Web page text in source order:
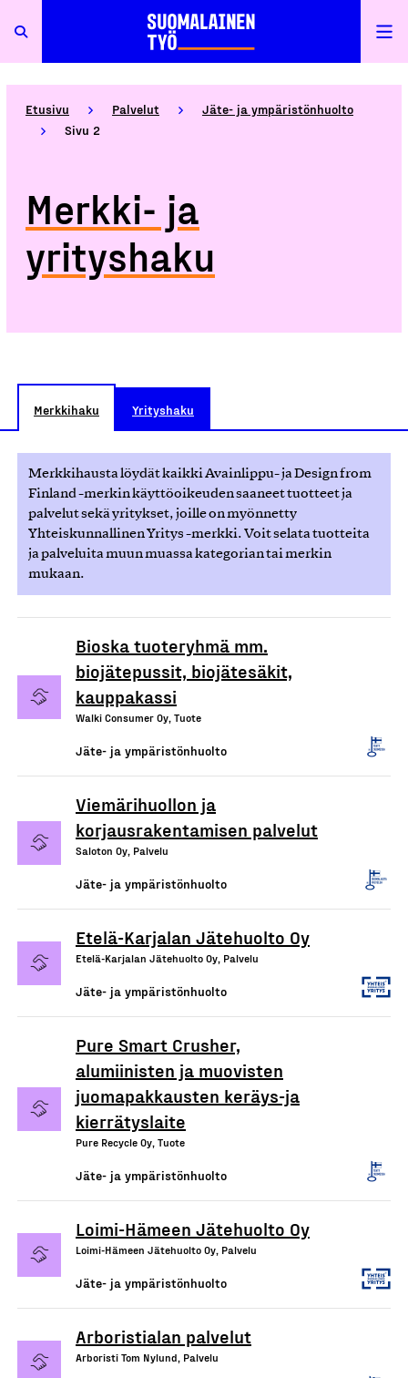
Etusivu Palvelut
Jäte- ja ympäristönhuolto
Sivu 2
Merkki- ja
yrityshaku
Merkkihaku Yrityshaku
Merkkihausta löydät kaikki Avainlippu- ja Design from
Finland -merkin käyttöoikeuden saaneet tuotteet ja
palvelut sekä yritykset, joille on myönnetty
Yhteiskunnallinen Yritys -merkki. Voit selata tuotteita
ja palveluita muun muassa kategorian tai merkin
mukaan.
Bioska tuoteryhmä mm.
biojätepussit, biojätesäkit,
kauppakassi
Walki Consumer Oy, Tuote
Jäte- ja ympäristönhuolto
Viemärihuollon ja
korjausrakentamisen palvelut
Saloton Oy, Palvelu
Jäte- ja ympäristönhuolto
Etelä-Karjalan Jätehuolto Oy
Etelä-Karjalan Jätehuolto Oy, Palvelu
Jäte- ja ympäristönhuolto
Pure Smart Crusher,
alumiinisten ja muovisten
juomapakkausten keräys-ja
kierrätyslaite
Pure Recycle Oy, Tuote
Jäte- ja ympäristönhuolto
Loimi-Hämeen Jätehuolto Oy
Loimi-Hämeen Jätehuolto Oy, Palvelu
Jäte- ja ympäristönhuolto
Arboristialan palvelut
Arboristi Tom Nylund, Palvelu